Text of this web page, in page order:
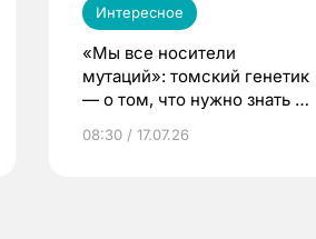
Интересное
«Мы все носители
мутаций»: томский генетик
— о том, что нужно знать до
08:30 / 17.07.26